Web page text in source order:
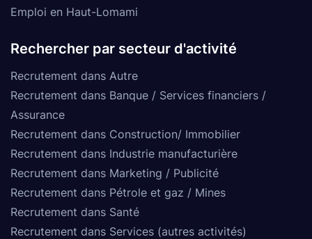
Emploi en Haut-Lomami
Rechercher par secteur d'activité
Recrutement dans Autre
Recrutement dans Banque / Services financiers /
Assurance
Recrutement dans Construction/ Immobilier
Recrutement dans Industrie manufacturière
Recrutement dans Marketing / Publicité
Recrutement dans Pétrole et gaz / Mines
Recrutement dans Santé
Recrutement dans Services (autres activités)